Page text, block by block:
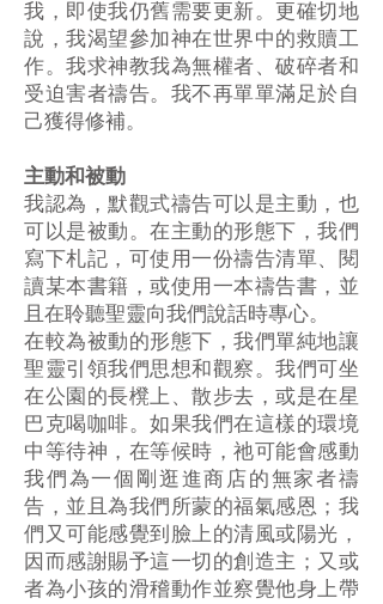
我，即使我仍舊需要更新。更確切地
說，我渴望參加神在世界中的救贖工
作。我求神教我為無權者、破碎者和
受迫害者禱告。我不再單單滿足於自
己獲得修補。
主動和被動
我認為，默觀式禱告可以是主動，也
可以是被動。在主動的形態下，我們
寫下札記，可使用一份禱告清單、閱
讀某本書籍，或使用一本禱告書，並
且在聆聽聖靈向我們說話時專心。
在較為被動的形態下，我們單純地讓
聖靈引領我們思想和觀察。我們可坐
在公園的長櫈上、散步去，或是在星
巴克喝咖啡。如果我們在這樣的環境
中等待神，在等候時，祂可能會感動
我們為一個剛逛進商店的無家者禱
告，並且為我們所蒙的福氣感恩；我
們又可能感覺到臉上的清風或陽光，
因而感謝賜予這一切的創造主；又或
者為小孩的滑稽動作並察覺他身上帶